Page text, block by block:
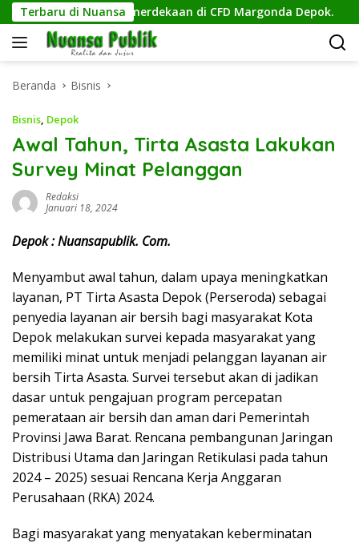
Langsung
ke
konten
Terbaru di Nuansa
Kemerdekaan di CFD Margonda Depok.
Beranda Bisnis
Bisnis, Depok
Awal Tahun, Tirta Asasta Lakukan
Survey Minat Pelanggan
Redaksi
Januari 18, 2024
Depok : Nuansapublik. Com.
Menyambut awal tahun, dalam upaya meningkatkan
layanan, PT Tirta Asasta Depok (Perseroda) sebagai
penyedia layanan air bersih bagi masyarakat Kota
Depok melakukan survei kepada masyarakat yang
memiliki minat untuk menjadi pelanggan layanan air
bersih Tirta Asasta. Survei tersebut akan di jadikan
dasar untuk pengajuan program percepatan
pemerataan air bersih dan aman dari Pemerintah
Provinsi Jawa Barat. Rencana pembangunan Jaringan
Distribusi Utama dan Jaringan Retikulasi pada tahun
2024 – 2025) sesuai Rencana Kerja Anggaran
Perusahaan (RKA) 2024.
Bagi masyarakat yang menyatakan keberminatan